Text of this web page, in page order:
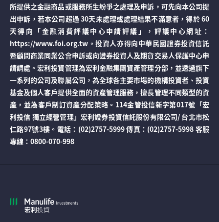
所提供之金融商品或服務所生紛爭之處理及申訴，可先向本公司提
出申訴，若本公司超過 30天未處理或處理結果不滿意者，得於 60
天得向「金融消費評議中心申請評議」，評議中心網址：
https://www.foi.org.tw。投資人亦得向中華民國證券投資信託
暨顧問商業同業公會申訴或向證券投資人及期貨交易人保護中心申
請調處。宏利投資管理為宏利金融集團資產管理分部，並透過旗下
一系列的公司及聯屬公司，為全球各主要市場的機構投資者、投資
基金及個人客戶提供全面的資產管理服務，擅長管理不同類型的資
產，並為客戶制訂資產分配策略。114金管投信新字第017號「宏
利投信 獨立經營管理」宏利證券投資信託股份有限公司/ 台北市松
仁路97號3樓。電話：(02)2757-5999 傳真：(02)2757-5998 客服
專線：0800-070-998